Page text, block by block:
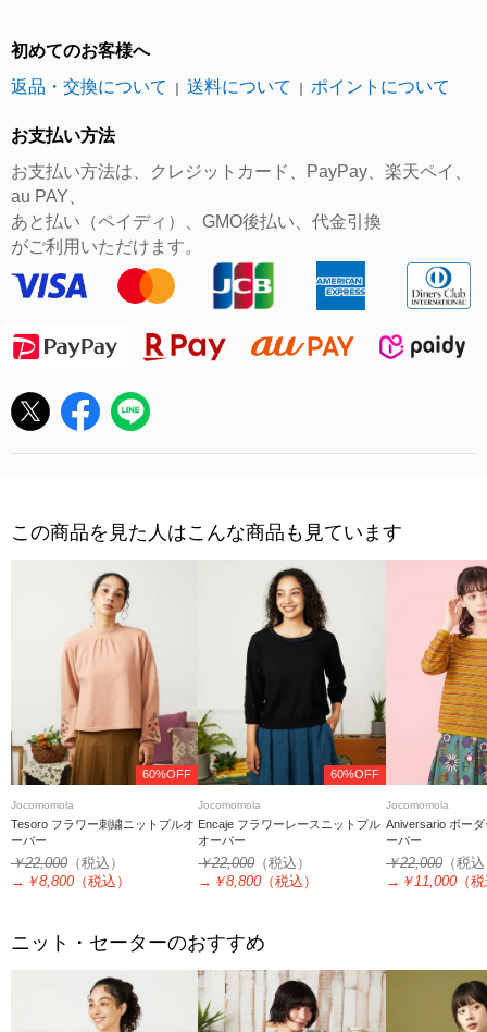
初めてのお客様へ
返品・交換について
｜ 送料について ｜ ポイントについて
お支払い方法
お支払い方法は、クレジットカード、PayPay、楽天ペイ、
au PAY、
あと払い（ペイディ）、GMO後払い、代金引換
がご利用いただけます。
この商品を見た人はこんな商品も見ています
60%OFF
Jocomomola
Tesoro フラワー刺繍ニットプルオ
ーバー
￥22,000 （税込）
→ ￥8,800 （税込）
60%OFF
Jocomomola
Encaje フラワーレースニットプル
オーバー
￥22,000（税込）
→ ￥8,800 （税込）
Jocomomola
Aniversario ボー
ーバー
￥22,000（税
→ ￥11,000（
ニット・セーターのおすすめ